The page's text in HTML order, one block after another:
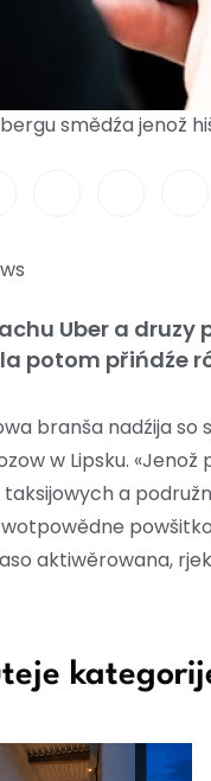
smědźa
Uber a
potom přińdźe
branša nadźija
w Lipsku.
taksijowych a
aktiwěrowana,